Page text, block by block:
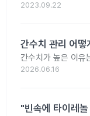
2023.09.22
간수치 관리 어
간수치가 높은 이유
2026.06.16
"빈속에 타이레